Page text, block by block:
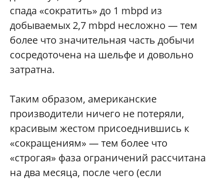
спада «сократить» до 1 mbpd из
добываемых 2,7 mbpd несложно — тем
более что значительная часть добычи
сосредоточена на шельфе и довольно
затратна.
Таким образом, американские
производители ничего не потеряли,
красивым жестом присоеднившись к
«сокращениям» — тем более что
«строгая» фаза ограничений рассчитана
на два месяца, после чего (если